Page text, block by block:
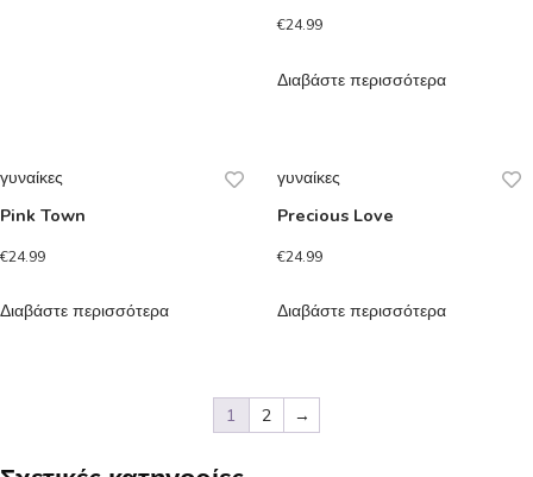
€24.99
Διαβάστε περισσότερα
γυναίκες
Pink Town
€24.99
Διαβάστε περισσότερα
γυναίκες
Precious Love
€24.99
Διαβάστε περισσότερα
1 2 →